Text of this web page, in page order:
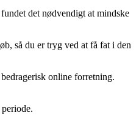
det nødvendigt at mindske
så du er tryg ved at få fat i den
online forretning.